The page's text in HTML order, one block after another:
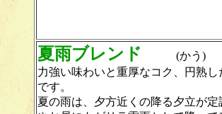
夏雨ブレンド
(かう)
力強い味わいと重厚なコク、円熟
です。
夏の雨は、夕方近くの降る夕立が